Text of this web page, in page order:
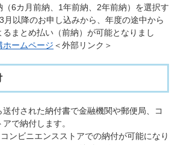
6カ月前納、1年前納、2年前納）を選択す
月以降のお申し込みから、年度の途中から
るまとめ払い（前納）が可能となりまし
ホームページ ＜外部リンク＞
送付された納付書で金融機関や郵便局、コ
で納付します。
ンビニエンスストアでの納付が可能になり